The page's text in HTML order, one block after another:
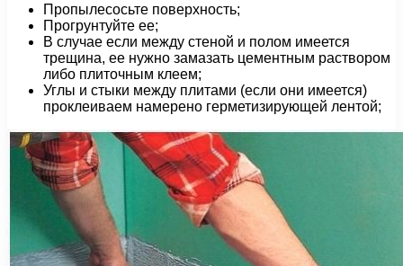
Пропылесосьте поверхность;
Прогрунтуйте ее;
В случае если между стеной и полом имеется
трещина, ее нужно замазать цементным раствором
либо плиточным клеем;
Углы и стыки между плитами (если они имеется)
проклеиваем намерено герметизирующей лентой;